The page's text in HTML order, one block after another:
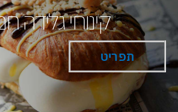
קינוחי גלידה
תפריט